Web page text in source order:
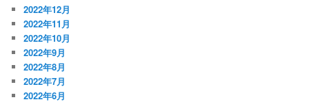
2022年12月
2022年11月
2022年10月
2022年9月
2022年8月
2022年7月
2022年6月